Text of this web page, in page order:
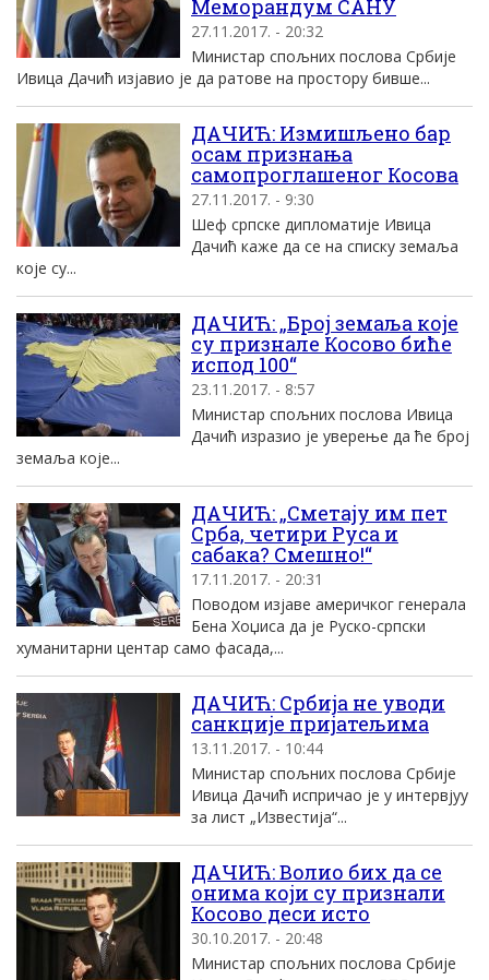
Меморандум САНУ
27.11.2017. - 20:32
Министар спољних послова Србије
Ивица Дачић изјавио је да ратове на простору бивше...
ДАЧИЋ: Измишљено бар
осам признања
самопроглашеног Косова
27.11.2017. - 9:30
Шеф српске дипломатије Ивица
Дачић каже да се на списку земаља
које су...
ДАЧИЋ: „Број земаља које
су признале Косово биће
испод 100“
23.11.2017. - 8:57
Министар спољних послова Ивица
Дачић изразио је уверење да ће број
земаља које...
ДАЧИЋ: „Сметају им пет
Срба, четири Руса и
сабака? Смешно!“
17.11.2017. - 20:31
Поводом изјаве америчког генерала
Бена Хоџиса да је Руско-српски
хуманитарни центар само фасада,...
ДАЧИЋ: Србија не уводи
санкције пријатељима
13.11.2017. - 10:44
Министар спољних послова Србије
Ивица Дачић испричао је у интервјуу
за лист „Известија“...
ДАЧИЋ: Волио бих да се
онима који су признали
Косово деси исто
30.10.2017. - 20:48
Министар спољних послова Србије